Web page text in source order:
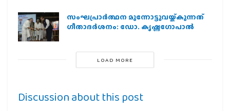
സംഘപ്രാര്‍ത്ഥന മുന്നോട്ടുവയ്ക്കുന്നത്
ഗീതാദര്‍ശനം: ഡോ. കൃഷ്ണഗോപാല്‍
LOAD MORE
Discussion about this post